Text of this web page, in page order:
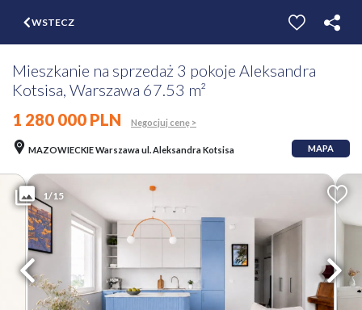
WSTECZ
Mieszkanie na sprzedaż 3 pokoje Aleksandra
Kotsisa, Warszawa 67.53 m²
1 280 000 PLN
Negocjuj cenę >
MAZOWIECKIE Warszawa ul. Aleksandra Kotsisa MAPA
1/15